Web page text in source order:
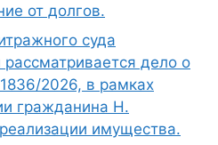
от долгов.
суда
дело о
2026, в рамках
гражданина Н.
имущества.